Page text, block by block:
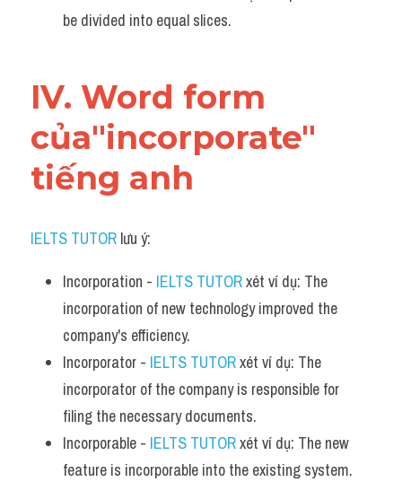
be divided into equal slices.
IV. Word form
của"incorporate"
tiếng anh
IELTS TUTOR lưu ý:
Incorporation - IELTS TUTOR xét ví dụ: The
incorporation of new technology improved the
company's efficiency.
Incorporator - IELTS TUTOR xét ví dụ: The
incorporator of the company is responsible for
filing the necessary documents.
Incorporable - IELTS TUTOR xét ví dụ: The new
feature is incorporable into the existing system.